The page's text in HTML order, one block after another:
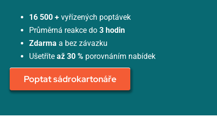
16 500 + vyřízených poptávek
Průměrná reakce do 3 hodin
Zdarma a bez závazku
Ušetříte až 30 %porovnáním nabídek
Poptat sádrokartonáře